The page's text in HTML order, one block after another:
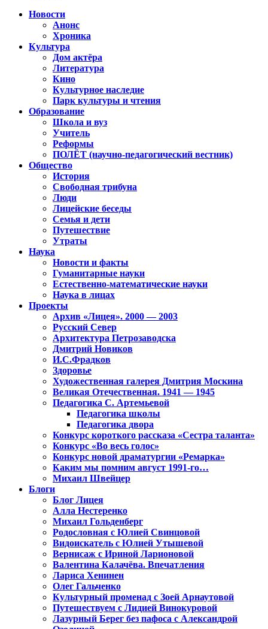
Новости
Анонс
Хроника
Культура
Дом актёра
Литература
Кино
Культурное наследие
Парк культуры и чтения
Образование
Школа и вуз
Учитель
Реформы
ПОЛЁТ (научно-педагогический вестник)
Общество
История
Свободная трибуна
Люди
Лицейские беседы
Семья и дети
Путешествие
Утраты
Наука
Новости и факты
Гуманитарные науки
Естественно-математические науки
Наука в лицах
Проекты
Архив «Лицея». 2000 — 2003
Русский Север
Архитектура Петрозаводска
Дмитрий Новиков
И.С.Фрадков
Здоровье
Художественная галерея Дмитрия Москина
Великая Отечественная. 1941 — 1945
Педагогика С. Артемьевой
Педагогика школы
Педагогика двора
Конкурс короткого рассказа «Сестра таланта»
Конкурс «Во весь голос»
Конкурс новой драматургии «Ремарка»
Каким мы помним август 1991-го…
Михаил Швейцер
Блоги
Блог Лицея
Алла Нестеренко
Михаил Гольденберг
Родословная с Юлией Свинцовой
Видоискатель с Юлией Утышевой
Вернисаж с Ириной Ларионовой
Валентина Калачёва. Впечатления
Лариса Хенинен
Олег Гальченко
Культурный променад с Зоей Арнаутовой
Путешествуем с Лидией Винокуровой
Лазурный Берег без пафоса с Александрой